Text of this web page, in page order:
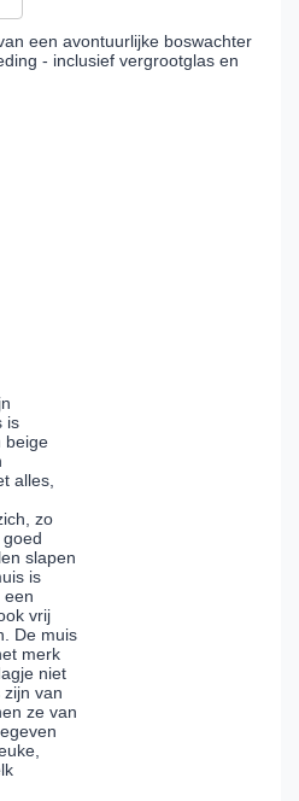
een avontuurlijke boswachter
- inclusief vergrootglas en
is
beige
alles,
zo
slapen
is
een
vrij
De muis
merk
niet
van
ze van